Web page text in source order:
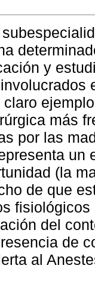
y
más
por las
un
(la
de que
del
de
al